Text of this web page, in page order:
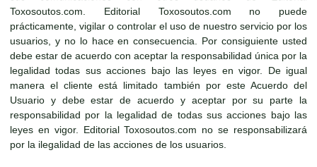
Toxosoutos.com. Editorial Toxosoutos.com no puede
prácticamente, vigilar o controlar el uso de nuestro servicio por los
usuarios, y no lo hace en consecuencia. Por consiguiente usted
debe estar de acuerdo con aceptar la responsabilidad única por la
legalidad todas sus acciones bajo las leyes en vigor. De igual
manera el cliente está limitado también por este Acuerdo del
Usuario y debe estar de acuerdo y aceptar por su parte la
responsabilidad por la legalidad de todas sus acciones bajo las
leyes en vigor. Editorial Toxosoutos.com no se responsabilizará
por la ilegalidad de las acciones de los usuarios.